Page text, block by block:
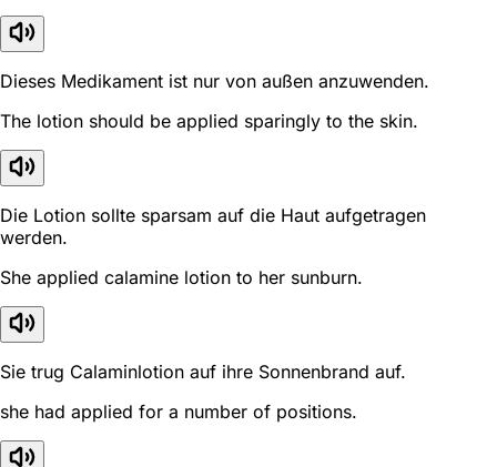
Dieses Medikament ist nur von außen anzuwenden.
The lotion should be applied sparingly to the skin.
Die Lotion sollte sparsam auf die Haut aufgetragen
werden.
She applied calamine lotion to her sunburn.
Sie trug Calaminlotion auf ihre Sonnenbrand auf.
she had applied for a number of positions.